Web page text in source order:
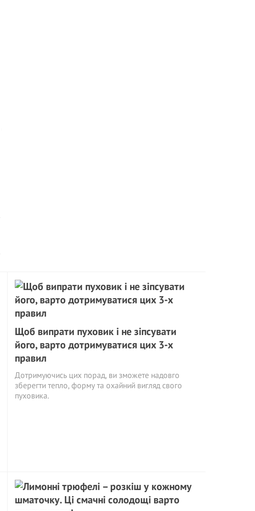
Щоб випрати пуховик і не зіпсувати
його, варто дотримуватися цих 3-х
правил
Дотримуючись цих порад, ви зможете надовго
зберегти тепло, форму та охайний вигляд свого
пуховика.